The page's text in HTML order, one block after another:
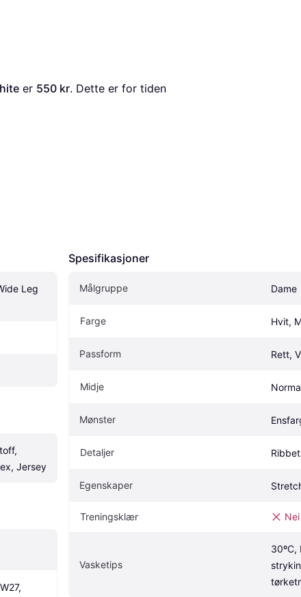
er 550 kr. Dette er for tiden
Leg
Jersey
Spesifikasjoner
Målgruppe Dame
Farge Hvit,
Passform Rett,
Midje
Mønster
Detaljer
Egenskaper
Treningsklær Nei
Vasketips
30ºC,